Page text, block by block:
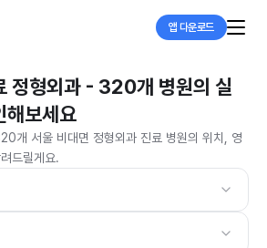
앱 다운로드
정형외과 - 320개 병원의 실
해보세요
개 서울 비대면 정형외과 진료 병원의 위치, 영
드릴게요.